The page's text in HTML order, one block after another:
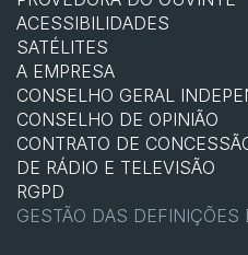
ACESSIBILIDADES
SATÉLITES
A EMPRESA
CONSELHO GERAL
CONSELHO DE OPINIÃO
CONTRATO DE
DE RÁDIO E TELEVISÃO
RGPD
GESTÃO DAS DEFINIÇÕES